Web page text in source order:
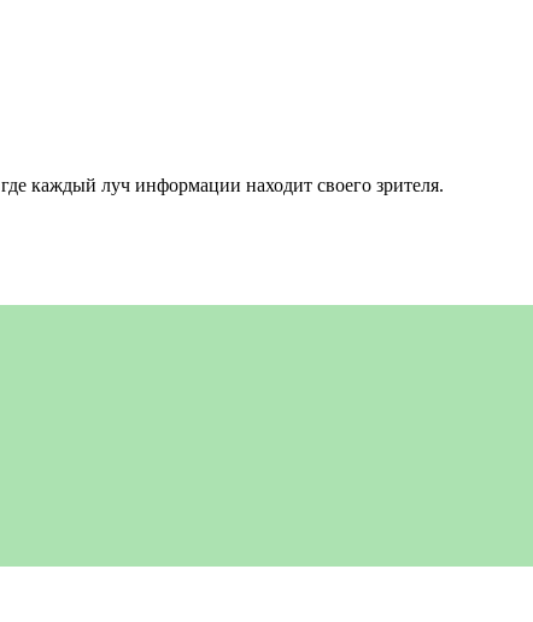
каждый луч информации находит своего зрителя.